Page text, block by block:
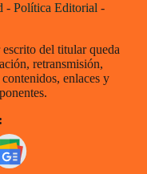
- Política Editorial -
del titular queda
retransmisión,
enlaces y